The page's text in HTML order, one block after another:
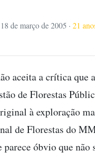
18 de março de 2005 · 21
aceita a crítica que
de Florestas
à exploração
de Florestas do
óbvio que não